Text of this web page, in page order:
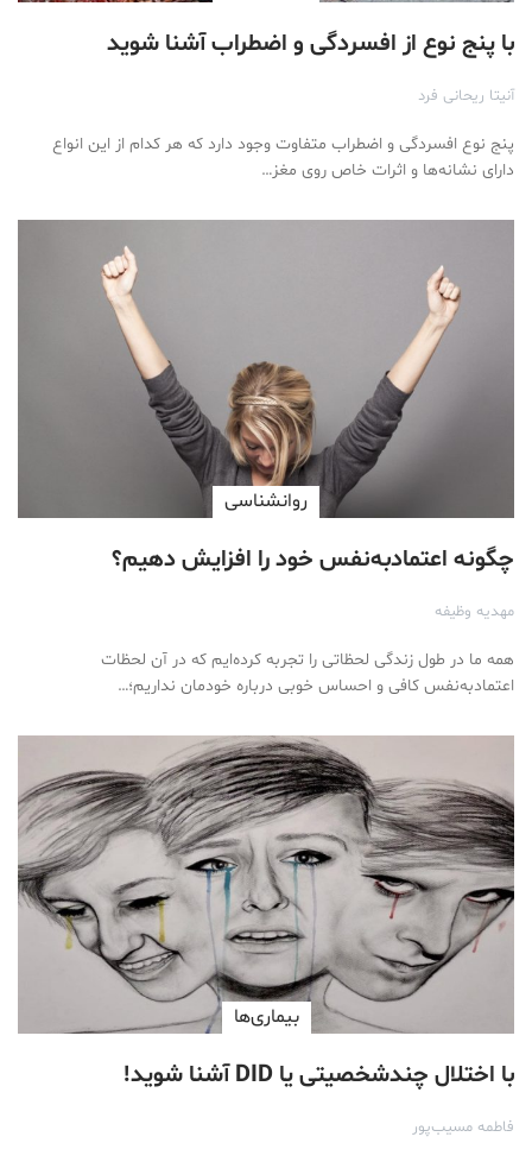
با پنج نوع از افسردگی و اضطراب آشنا شوید
آنیتا ریحانی فرد
پنج نوع افسردگی و اضطراب متفاوت وجود دارد که هر کدام از این انواع
دارای نشانه‌ها و اثرات خاص روی مغز…
روانشناسی
چگونه اعتمادبه‌نفس خود را افزایش دهیم؟
مهدیه وظیفه
همه ما در طول زندگی لحظاتی را تجربه کرده‌ایم که در آن لحظات
اعتمادبه‌نفس کافی و احساس خوبی درباره خودمان نداریم؛…
بیماری‌ها
با اختلال چندشخصیتی یا DID آشنا شوید!
فاطمه مسیب‌پور